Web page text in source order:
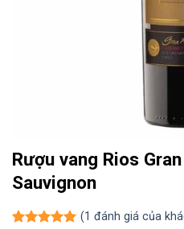
Rượu vang Rios
Sauvignon
(1 đánh giá của